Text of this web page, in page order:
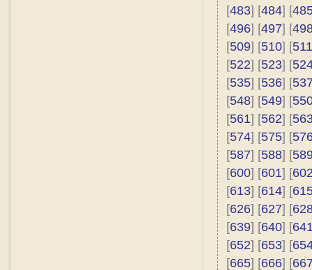
[483] [484] [
[496] [497] [
[509] [510] [511
[522] [523] [
[535] [536] [
[548] [549] [
[561] [562] [
[574] [575] [
[587] [588] [
[600] [601] [
[613] [614] [
[626] [627] [
[639] [640] [
[652] [653] [
[665] [666] [